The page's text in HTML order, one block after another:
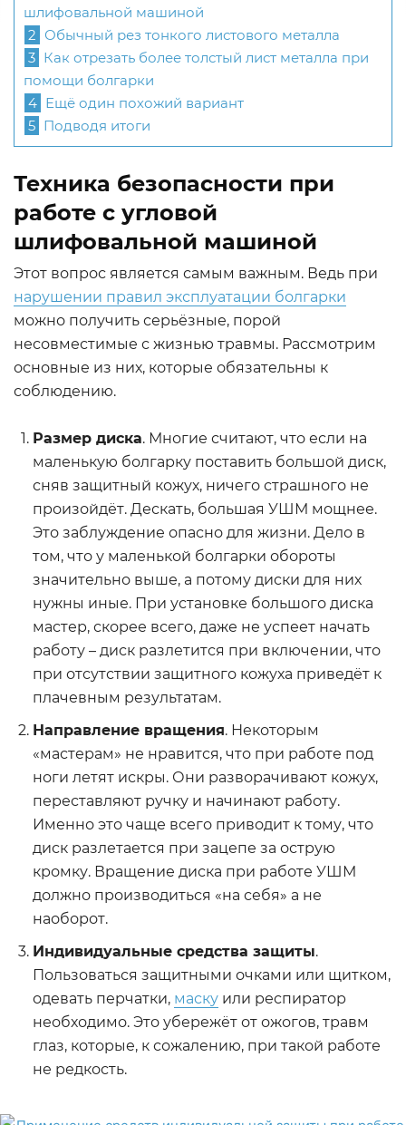
шлифовальной машиной
2 Обычный рез тонкого листового металла
3 Как отрезать более толстый лист металла при
помощи болгарки
4 Ещё один похожий вариант
5 Подводя итоги
Техника безопасности при
работе с угловой
шлифовальной машиной
Этот вопрос является самым важным. Ведь при
нарушении правил эксплуатации болгарки
можно получить серьёзные, порой
несовместимые с жизнью травмы. Рассмотрим
основные из них, которые обязательны к
соблюдению.
Размер диска. Многие считают, что если на
маленькую болгарку поставить большой диск,
сняв защитный кожух, ничего страшного не
произойдёт. Дескать, большая УШМ мощнее.
Это заблуждение опасно для жизни. Дело в
том, что у маленькой болгарки обороты
значительно выше, а потому диски для них
нужны иные. При установке большого диска
мастер, скорее всего, даже не успеет начать
работу – диск разлетится при включении, что
при отсутствии защитного кожуха приведёт к
плачевным результатам.
Направление вращения. Некоторым
«мастерам» не нравится, что при работе под
ноги летят искры. Они разворачивают кожух,
переставляют ручку и начинают работу.
Именно это чаще всего приводит к тому, что
диск разлетается при зацепе за острую
кромку. Вращение диска при работе УШМ
должно производиться «на себя» а не
наоборот.
Индивидуальные средства защиты.
Пользоваться защитными очками или щитком,
одевать перчатки, маску или респиратор
необходимо. Это убережёт от ожогов, травм
глаз, которые, к сожалению, при такой работе
не редкость.